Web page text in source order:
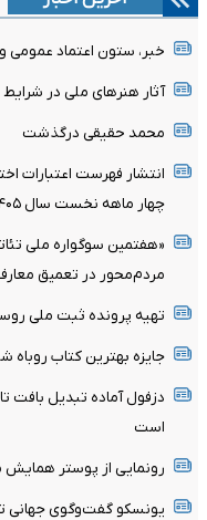
خبر، ستون اعتماد
آثار هنرهای ملی در
محمد حقیقی درگذشت
انتشار فهرست اعتبارات
چهار ماهه نخست سال ۱۴۰۵
«هفتمین سوگواره ملی
مردم‌محور در تعمیق
تهیه پرونده ثبت ملی
جایزه بهترین کتاب روباه
است
رونمایی از پوستر همایش
یونسکو گفت‌وگوی جهانی